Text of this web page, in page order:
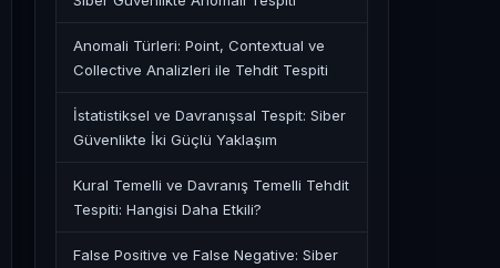
Anomali Türleri: Point, Contextual ve
Collective Analizleri ile Tehdit Tespiti
İstatistiksel ve Davranışsal Tespit: Siber
Güvenlikte İki Güçlü Yaklaşım
Kural Temelli ve Davranış Temelli Tehdit
Tespiti: Hangisi Daha Etkili?
False Positive ve False Negative: Siber